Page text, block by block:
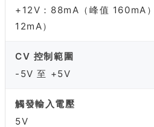
+12V：88mA（峰值 160mA
12mA）
CV 控制範圍
-5V 至 +5V
觸發輸入電壓
5V